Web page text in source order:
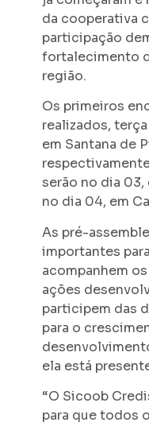
da cooperativa
participação
fortalecimento
região.
Os primeiros
realizados,
em Santana de
serão no dia 03,
no dia 04, em
As pré-
importantes
acompanhem
ações
participem das
para o
ela está
“O Sicoob
para que todos